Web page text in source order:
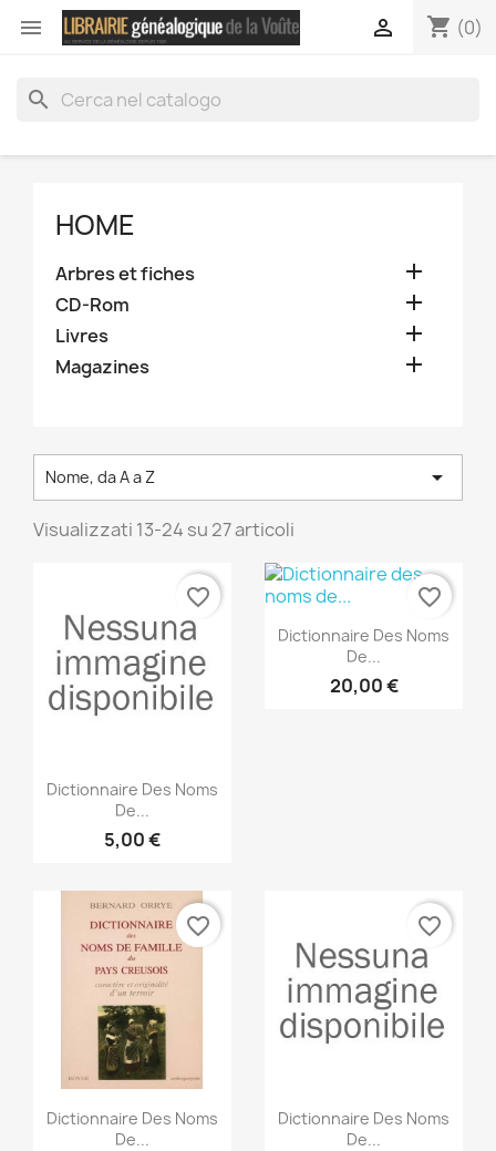
 shopping_cart (0)

search
HOME
Arbres et fiches 
CD-Rom 
Livres 
Magazines 
Nome, da A a Z 
Visualizzati 13-24 su 27 articoli
Anteprima
Dictionnaire Des Noms
De...
5,00 €
favorite_border
Anteprima
Dictionnaire Des Noms
De...
20,00 €
favorite_border
Anteprima
Dictionnaire Des Noms
De...
favorite_border
Anteprima
Dictionnaire Des Noms
De...
favorite_border